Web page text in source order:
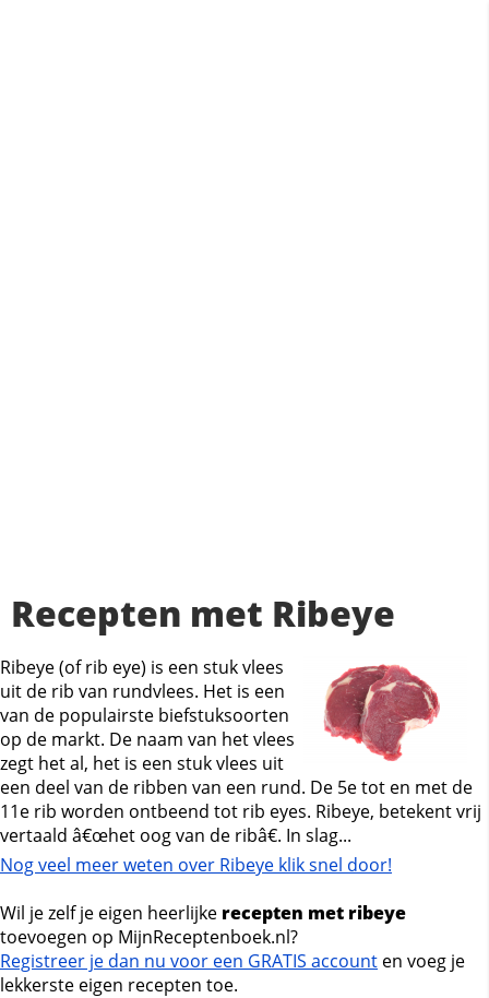
Recepten met Ribeye
Ribeye (of rib eye) is een stuk vlees
uit de rib van rundvlees. Het is een
van de populairste biefstuksoorten
op de markt. De naam van het vlees
zegt het al, het is een stuk vlees uit
een deel van de ribben van een rund. De 5e tot en met de
11e rib worden ontbeend tot rib eyes. Ribeye, betekent vrij
vertaald â€œhet oog van de ribâ€. In slag...
Nog veel meer weten over Ribeye klik snel door!
Wil je zelf je eigen heerlijke recepten met ribeye
toevoegen op MijnReceptenboek.nl?
Registreer je dan nu voor een GRATIS account en voeg je
lekkerste eigen recepten toe.